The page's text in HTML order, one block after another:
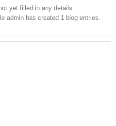
yet filled in any details.
admin has created 1 blog entries.